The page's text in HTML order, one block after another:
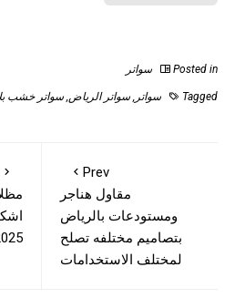
Posted in سواتر
Tagged سواتر سواتر الرياض سواتر خشب
Prev
مقاول هناجر
ومستودعات بالرياض
بتصاميم مختلفه تصلح
لمختلف الاستخدامات